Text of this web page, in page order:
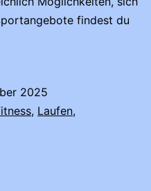
findest du
2025
, Laufen,